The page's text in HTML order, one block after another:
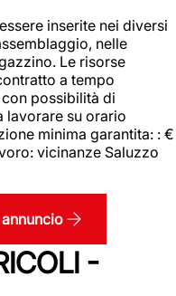
inserite nei diversi
nelle
Le risorse
a tempo
possibilità di
lavorare su orario
minima garantita: : €
vicinanze Saluzzo
-